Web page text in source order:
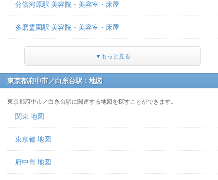
分倍河原駅 美容院・美容室・床屋
多磨霊園駅 美容院・美容室・床屋
▼もっと見る
東京都府中市／白糸台駅：地図
東京都府中市／白糸台駅に関連する地図を探すことができます。
関東 地図
東京都 地図
府中市 地図